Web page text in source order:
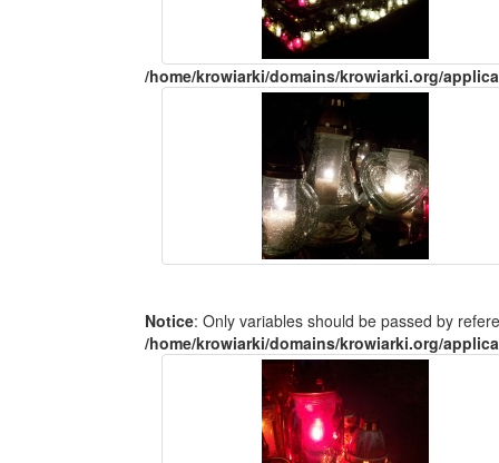
/home/krowiarki/domains/krowiarki.org/
Notice: Only variables should be passed by
/home/krowiarki/domains/krowiarki.org/